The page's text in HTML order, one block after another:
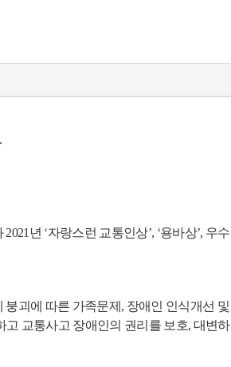
2021 년 ‘자랑스런 교통인상’, ‘용바상’, 우수
괴에 따른 가족문제 , 장애인 인식개선 및
교통사고 장애인의 권리를 보호, 대변하